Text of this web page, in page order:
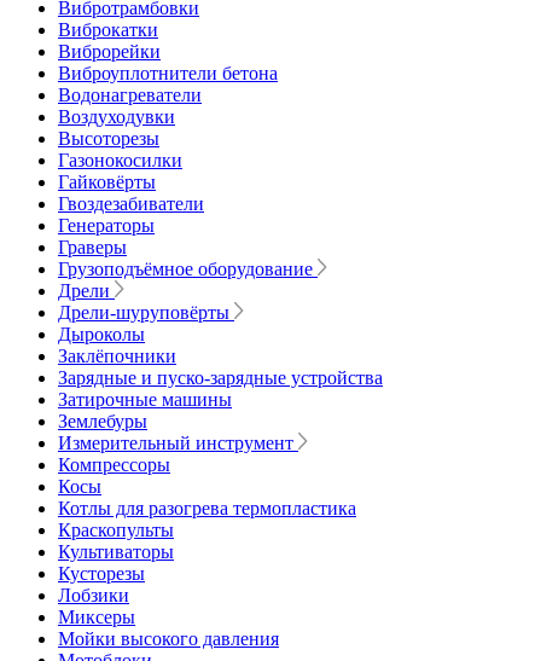
Вибротрамбовки
Виброкатки
Виброрейки
Виброуплотнители бетона
Водонагреватели
Воздуходувки
Высоторезы
Газонокосилки
Гайковёрты
Гвоздезабиватели
Генераторы
Граверы
Грузоподъёмное оборудование
Дрели
Дрели-шуруповёрты
Дыроколы
Заклёпочники
Зарядные и пуско-зарядные устройства
Затирочные машины
Землебуры
Измерительный инструмент
Компрессоры
Косы
Котлы для разогрева термопластика
Краскопульты
Культиваторы
Кусторезы
Лобзики
Миксеры
Мойки высокого давления